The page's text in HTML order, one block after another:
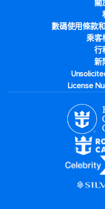
關
數碼使用條款
乘客
行
新
License